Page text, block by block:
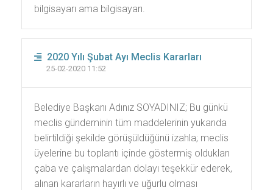
bilgisayarı ama bilgisayarı.
2020 Yılı Şubat Ayı Meclis Kararları
25-02-2020 11:52
Belediye Başkanı Adınız SOYADINIZ; Bu günkü
meclis gündeminin tüm maddelerinin yukarıda
belirtildiği şekilde görüşüldüğünü izahla; meclis
üyelerine bu toplantı içinde göstermiş oldukları
çaba ve çalışmalardan dolayı teşekkür ederek,
alınan kararların hayırlı ve uğurlu olması